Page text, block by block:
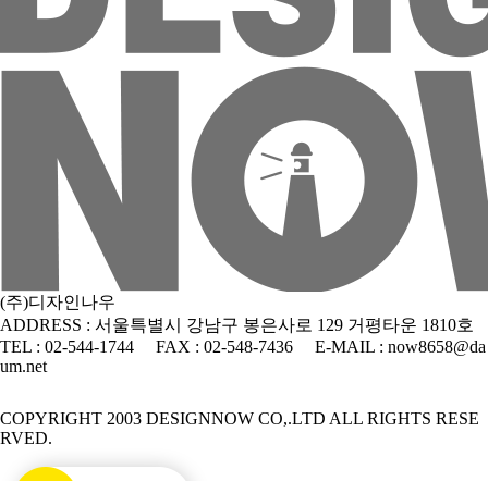
(주)디자인나우
ADDRESS : 서울특별시 강남구 봉은사로 129 거평타운 1810호
TEL : 02-544-1744
FAX : 02-548-7436
E-MAIL : now8658@da
um.net
COPYRIGHT 2003 DESIGNNOW CO,.LTD ALL RIGHTS RESE
RVED.